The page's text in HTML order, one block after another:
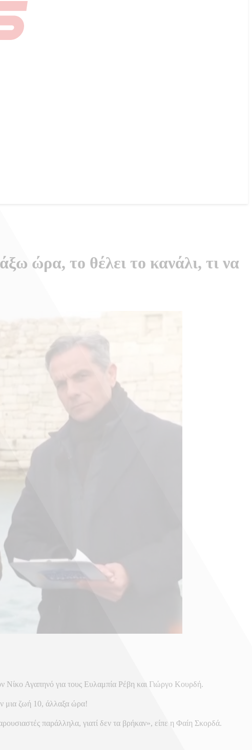
ώρα, το θέλει το κανάλι, τι να
Νίκο Αγαπηνό για τους Ευλαμπία Ρέβη και Γιώργο Κουρδή.
μια ζωή 10, άλλαξα ώρα!
παράλληλα, γιατί δεν τα βρήκαν», είπε η Φαίη Σκορδά.